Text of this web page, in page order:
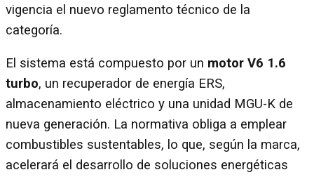
vigencia el nuevo reglamento técnico de la
categoría.
El sistema está compuesto por un motor V6 1.6
turbo, un recuperador de energía ERS,
almacenamiento eléctrico y una unidad MGU-K de
nueva generación. La normativa obliga a emplear
combustibles sustentables, lo que, según la marca,
acelerará el desarrollo de soluciones energéticas